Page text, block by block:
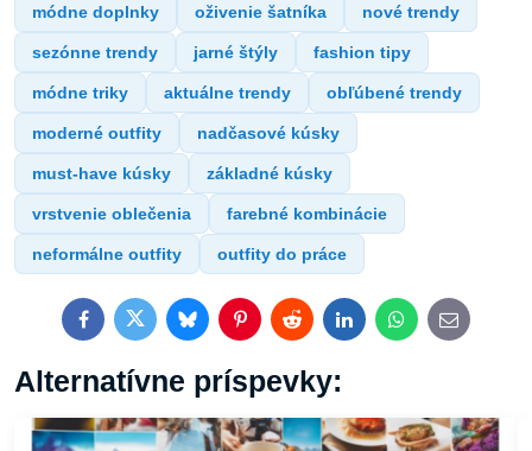
módne doplnky oživenie šatníka nové trendy
sezónne trendy jarné štýly fashion tipy
módne triky aktuálne trendy obľúbené trendy
moderné outfity nadčasové kúsky
must-have kúsky základné kúsky
vrstvenie oblečenia farebné kombinácie
neformálne outfity outfity do práce
FacebookTwitterBlueskyPinterestRedditLinkedInWhatsApp
E-
mail
Alternatívne príspevky: